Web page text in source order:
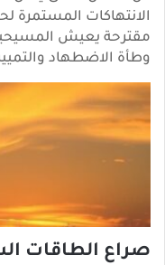
الانتهاكات المستمرة
مقترحة يعيش
وطأة الاضطهاد
صراع الطاقات